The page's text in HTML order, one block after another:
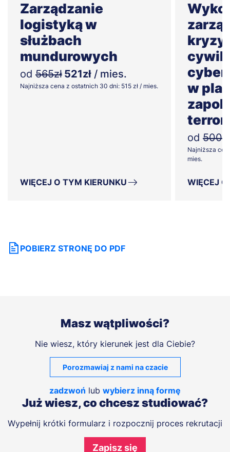
Zarządzanie
logistyką w
służbach
mundurowych
od 565zł 521zł / mies.
Najniższa cena z ostatnich 30 dni: 515 zł / mies.
WIĘCEJ O TYM KIERUNKU
w
od 500zł
Najniższa
mies.
WIĘCEJ
POBIERZ STRONĘ DO PDF
Masz wątpliwości?
Nie wiesz, który kierunek jest dla Ciebie?
Porozmawiaj z nami na czacie
zadzwoń lub wybierz inną formę
Już wiesz, co chcesz studiować?
Wypełnij krótki formularz i rozpocznij proces rekrutacji
Zapisz się